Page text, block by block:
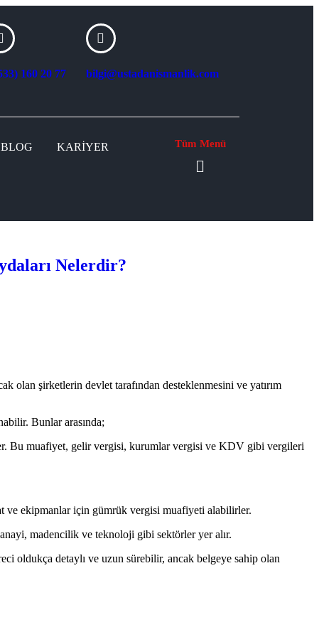
160 20 77 bilgi@ustadanismanlik.com
BLOG KARIYER Tüm Menü
Nelerdir?
olan şirketlerin devlet tarafından desteklenmesini ve yatırım
Bunlar arasında;
Bu muafiyet, gelir vergisi, kurumlar vergisi ve KDV gibi vergileri
ve ekipmanlar için gümrük vergisi muafiyeti alabilirler.
madencilik ve teknoloji gibi sektörler yer alır.
oldukça detaylı ve uzun sürebilir, ancak belgeye sahip olan